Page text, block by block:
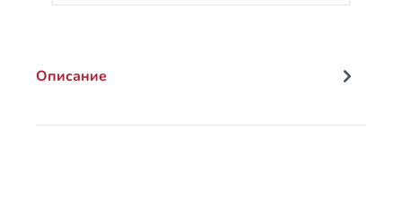
Описание